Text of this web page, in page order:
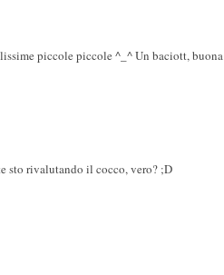
piccole piccole ^_^ Un baciott, buona
sto rivalutando il cocco, vero? ;D